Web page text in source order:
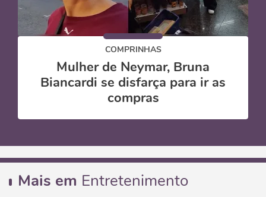
COMPRINHAS
Mulher de Neymar, Bruna
Biancardi se disfarça para ir as
compras
Mais em Entretenimento